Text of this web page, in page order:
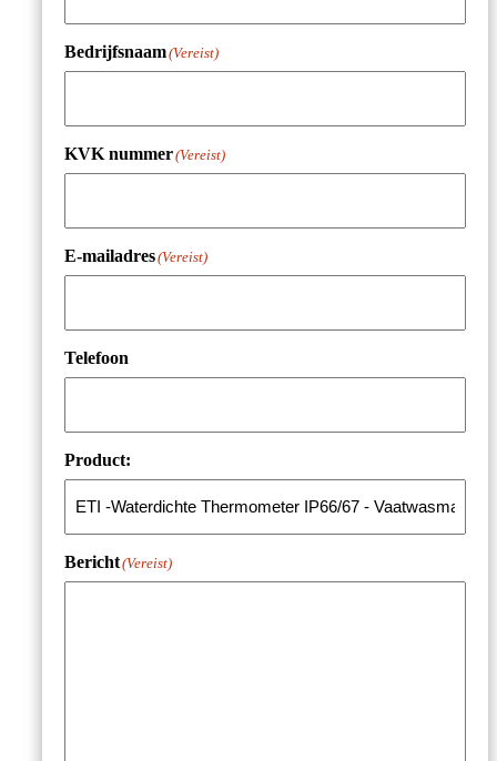
Bedrijfsnaam(Vereist)
KVK nummer(Vereist)
E-mailadres(Vereist)
Telefoon
Product:
Bericht(Vereist)